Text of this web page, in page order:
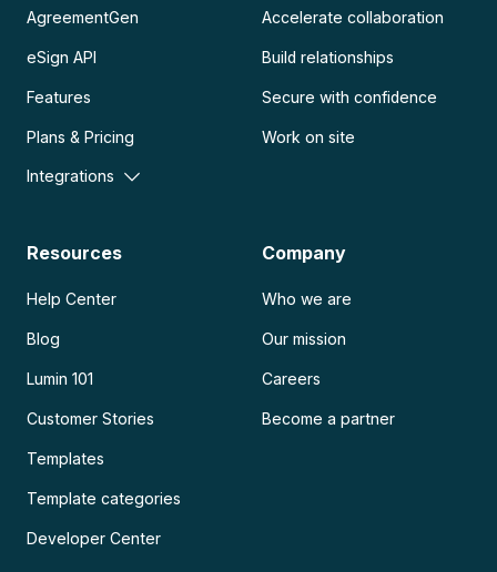
AgreementGen
eSign API
Features
Plans & Pricing
Integrations
Accelerate collaboration
Build relationships
Secure with confidence
Work on site
Resources
Help Center
Blog
Lumin 101
Customer Stories
Templates
Template categories
Developer Center
Company
Who we are
Our mission
Careers
Become a partner